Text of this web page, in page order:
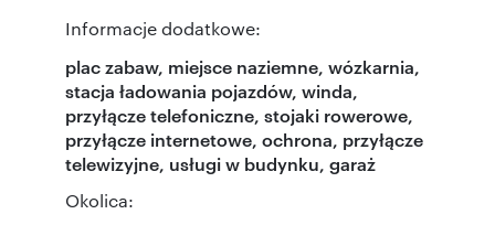
Informacje dodatkowe:
plac zabaw, miejsce naziemne, wózkarnia,
stacja ładowania pojazdów, winda,
przyłącze telefoniczne, stojaki rowerowe,
przyłącze internetowe, ochrona, przyłącze
telewizyjne, usługi w budynku, garaż
Okolica: